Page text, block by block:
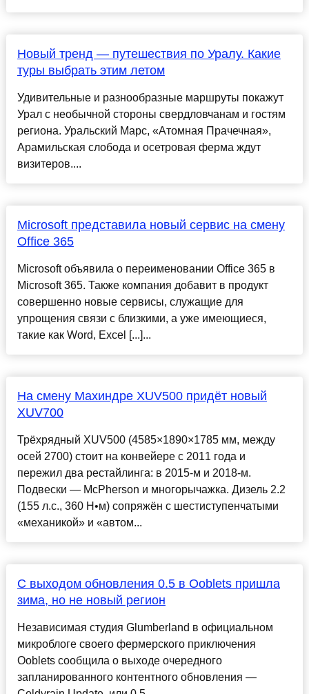
Новый тренд — путешествия по Уралу. Какие
туры выбрать этим летом
Удивительные и разнообразные маршруты покажут
Урал с необычной стороны свердловчанам и гостям
региона. Уральский Марс, «Атомная Прачечная»,
Арамильская слобода и осетровая ферма ждут
визитеров....
Microsoft представила новый сервис на смену
Office 365
Microsoft объявила о переименовании Office 365 в
Microsoft 365. Также компания добавит в продукт
совершенно новые сервисы, служащие для
упрощения связи с близкими, а уже имеющиеся,
такие как Word, Excel [...]...
На смену Махиндре XUV500 придёт новый
XUV700
Трёхрядный XUV500 (4585×1890×1785 мм, между
осей 2700) стоит на конвейере с 2011 года и
пережил два рестайлинга: в 2015-м и 2018-м.
Подвески — McPherson и многорычажка. Дизель 2.2
(155 л.с., 360 Н•м) сопряжён с шестиступенчатыми
«механикой» и «автом...
С выходом обновления 0.5 в Ooblets пришла
зима, но не новый регион
Независимая студия Glumberland в официальном
микроблоге своего фермерского приключения
Ooblets сообщила о выходе очередного
запланированного контентного обновления —